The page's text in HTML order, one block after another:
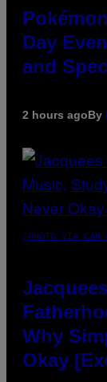
Day
and
2 hours agoBy
(PHOTO VIA CAM
Why
Okay